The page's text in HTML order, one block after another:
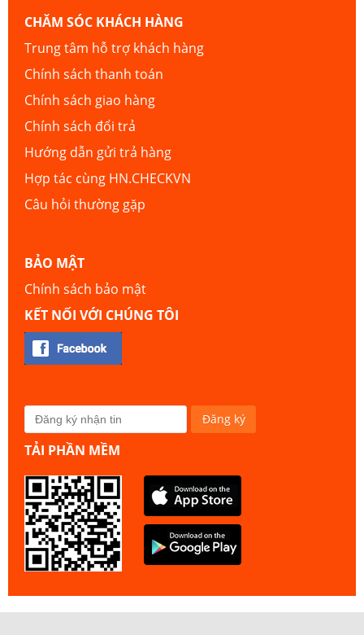
CHĂM SÓC KHÁCH HÀNG
Trung tâm hỗ trợ khách hàng
Chính sách thanh toán
Chính sách giao hàng
Chính sách đổi trả
Hướng dẫn gửi trả hàng
Hợp tác cùng HN.CHECKVN
Câu hỏi thường gặp
BẢO MẬT
Chính sách bảo mật
KẾT NỐI VỚI CHÚNG TÔI
TẢI PHẦN MỀM